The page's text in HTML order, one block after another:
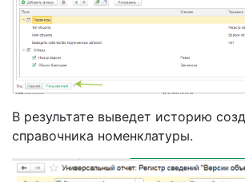
В результате выведет историю
справочника номенклатуры.